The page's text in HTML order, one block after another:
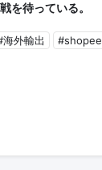
を待っている。
海外輸出 #shopee